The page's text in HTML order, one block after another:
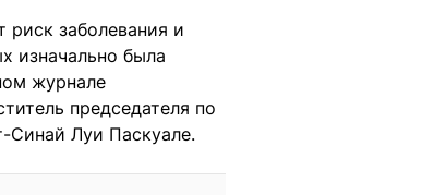
заболевания и
изначально была
журнале
председателя по
Синай Луи Паскуале.